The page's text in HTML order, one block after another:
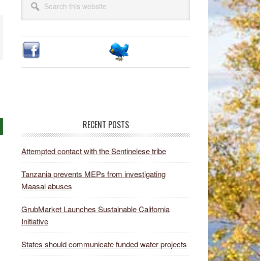
Sidebar
this
website
RECENT POSTS
Attempted contact with the Sentinelese tribe
Tanzania prevents MEPs from investigating
Maasai abuses
GrubMarket Launches Sustainable California
Initiative
States should communicate funded water projects